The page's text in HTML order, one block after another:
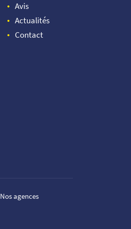
Avis
Actualités
Contact
Nos agences